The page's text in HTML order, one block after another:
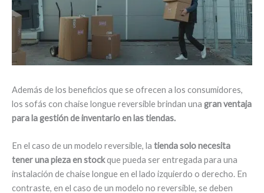
Además de los beneficios que se ofrecen a los consumidores,
los sofás con chaise longue reversible brindan una gran ventaja
para la gestión de inventario en las tiendas.
En el caso de un modelo reversible, la tienda solo necesita
tener una pieza en stockque pueda ser entregada para una
instalación de chaise longue en el lado izquierdo o derecho. En
contraste, en el caso de un modelo no reversible, se deben